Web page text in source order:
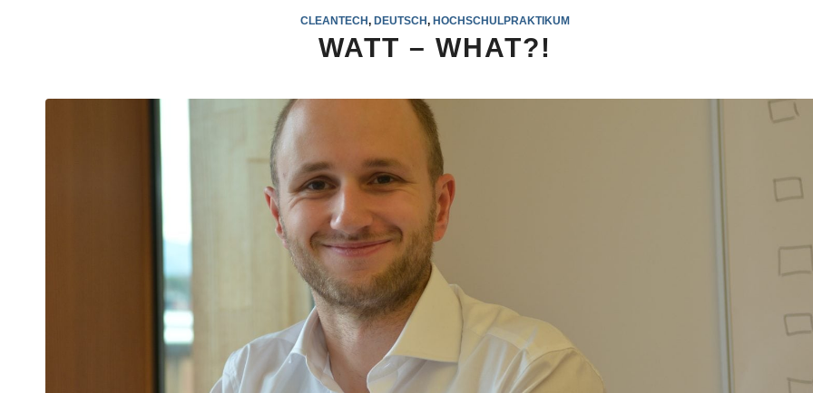
CLEANTECH, DEUTSCH, HOCHSCHULPRAKTIKUM
WATT – WHAT?!